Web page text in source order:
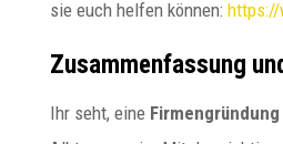
sie euch helfen können:
Zusammenfassung
Ihr seht, eine